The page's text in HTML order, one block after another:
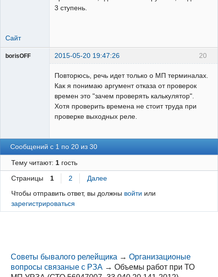
3 ступень.
Сайт
20
borisOFF 2015-05-20 19:47:26
Повторюсь, речь идет только о МП терминалах.
Как я понимаю аргумент отказа от проверок
времен это "зачем проверять калькулятор".
Хотя проверить времена не стоит труда при
проверке выходных реле.
Сообщений с 1 по 20 из 30
Тему читают: 1гость
Страницы 1 2
Далее
Чтобы отправить ответ, вы должны войти или
зарегистрироваться
Советы бывалого релейщика →Организационые
вопросы связаные с РЗА →Объемы работ при ТО